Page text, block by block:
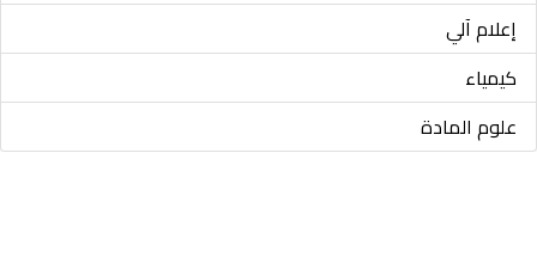
إعلام آلي
كيمياء
علوم المادة